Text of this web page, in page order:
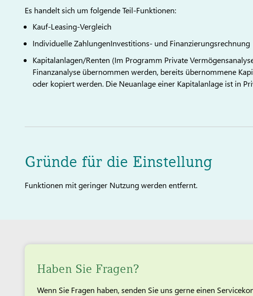
Es handelt sich um folgende Teil-Funktionen:
Kauf-Leasing-Vergleich
Individuelle ZahlungenInvestitions- und Finanzierungsrechnung
Kapitalanlagen/Renten (Im Programm Private
Finanzanalyse übernommen werden, bereits übernommene
oder kopiert werden. Die Neuanlage einer Kapitalanlage ist in
Gründe für die Einstellung
Funktionen mit geringer Nutzung werden entfernt.
Haben Sie Fragen?
Wenn Sie Fragen haben, senden Sie uns gerne einen